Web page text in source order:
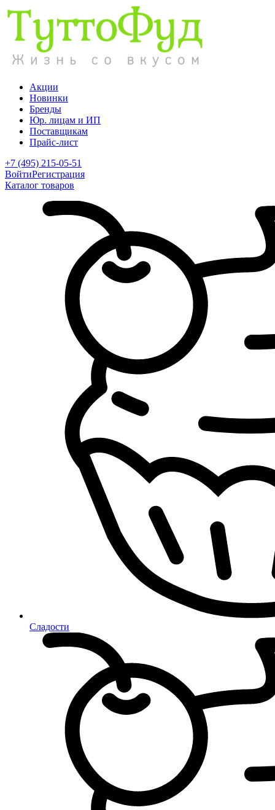
Акции
Новинки
Бренды
Юр. лицам и ИП
Поставщикам
Прайс-лист
+7 (495) 215-05-51
ВойтиРегистрация
Каталог товаров
Сладости